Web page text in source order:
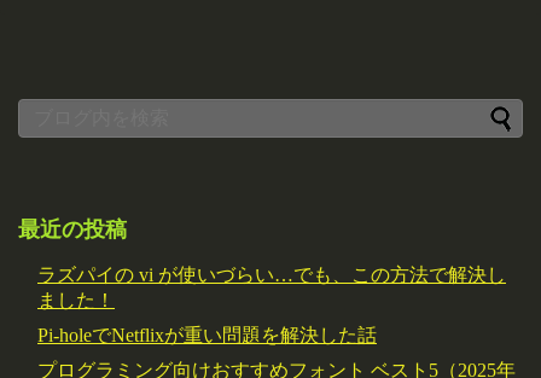
最近の投稿
ラズパイの vi が使いづらい…でも、この方法で解決し
ました！
Pi-holeでNetflixが重い問題を解決した話
プログラミング向けおすすめフォント ベスト5（2025年